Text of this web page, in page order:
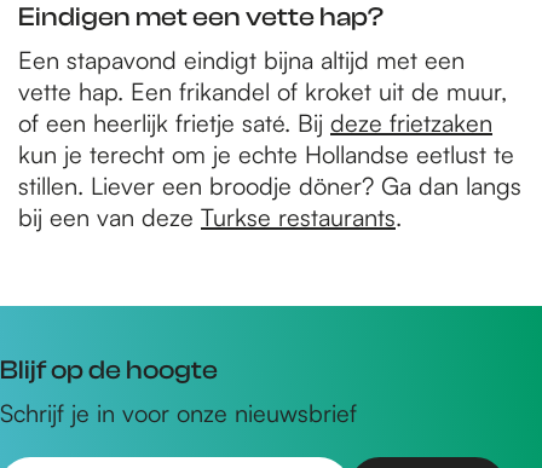
Eindigen met een vette hap?
Een stapavond eindigt bijna altijd met een
vette hap. Een frikandel of kroket uit de muur,
of een heerlijk frietje saté. Bij deze frietzaken
kun je terecht om je echte Hollandse eetlust te
stillen. Liever een broodje döner? Ga dan langs
bij een van deze Turkse restaurants.
Blijf op de hoogte
Schrijf je in voor onze nieuwsbrief